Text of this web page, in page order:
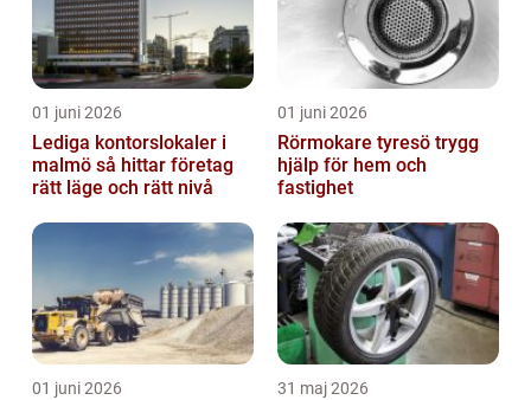
01 juni 2026
Lediga kontorslokaler i
malmö så hittar företag
rätt läge och rätt nivå
01 juni 2026
Rörmokare tyresö trygg
hjälp för hem och
fastighet
01 juni 2026 31 maj 2026